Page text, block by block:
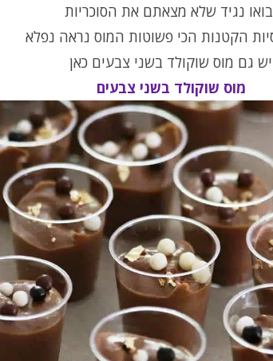
נגיד שלא מצאתם את הסוכריות
הקטנות הכי פשוטות המוס נראה נפלא
יש גם מוס שוקולד בשני צבעים כאן
מוס שוקולד בשני צבעים